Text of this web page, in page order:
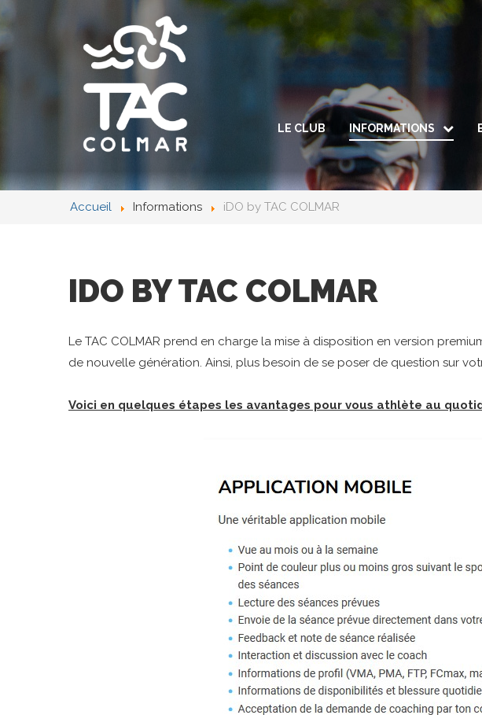
LE CLUB INFORMATIONS
Le Comité
Accueil Informations iDO by TAC COLMAR
IDO BYTAC COLMAR
Le TAC COLMAR prend en charge la mise à disposition en version
de nouvelle génération. Ainsi, plus besoin de se poser de question sur
Voici en quelques étapes les avantages pour vous athlète au